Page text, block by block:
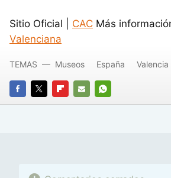
Sitio Oficial | CAC Más
Valenciana
FACEBOOK
TWITTERFLIPBOARD
E-
WHATSAPP
TEMAS Museos España Valencia